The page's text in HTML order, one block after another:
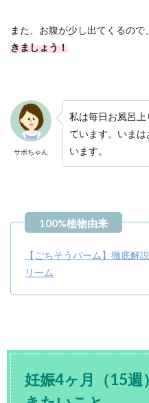
また、お腹が少し出てくるので、
きましょう！
サボちゃん
私は毎日お風呂
ています。いま
います。
【ごちそうバーム】徹底解
リーム
妊娠4ヶ月（15